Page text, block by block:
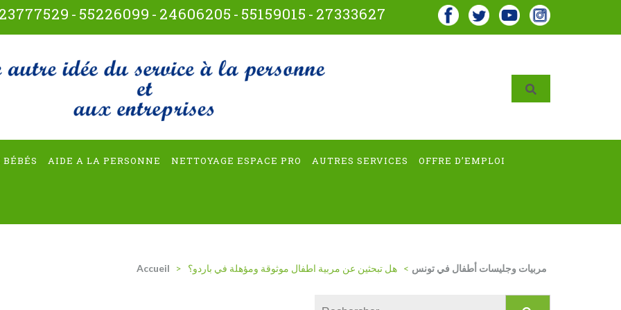
23777529 - 55226099 - 24606205 - 55159015 - 27333627
multiservices
BÉBÉS AIDE A LA PERSONNE NETTOYAGE ESPACE PRO AUTRES SERVICES OFFRE D’EMPLOI
Accueil > مربيات وجليسات أطفال في تونس > هل تبحثين عن مربية اطفال موثوقة ومؤهلة في باردو؟
Rechercher :